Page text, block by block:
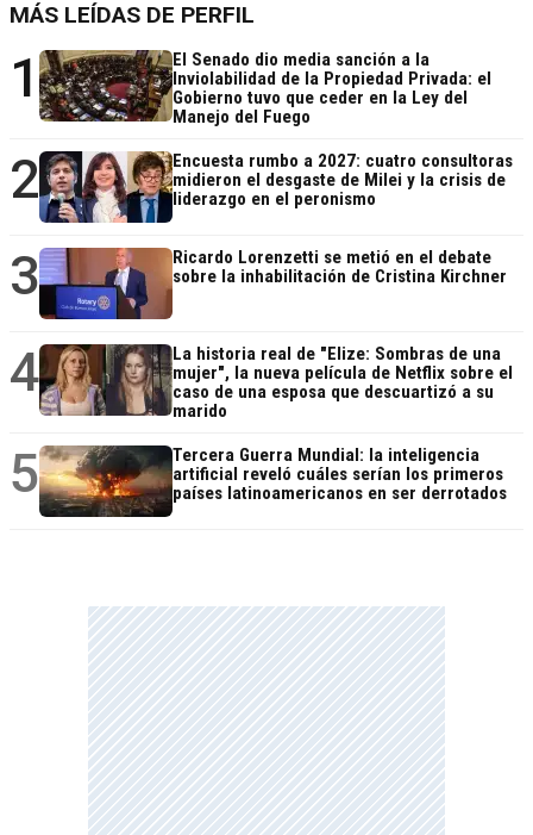
MÁS LEÍDAS DE PERFIL
1
El Senado dio media sanción a la
Inviolabilidad de la Propiedad Privada: el
Gobierno tuvo que ceder en la Ley del
Manejo del Fuego
2
Encuesta rumbo a 2027: cuatro consultoras
midieron el desgaste de Milei y la crisis de
liderazgo en el peronismo
3
Ricardo Lorenzetti se metió en el debate
sobre la inhabilitación de Cristina Kirchner
4
La historia real de "Elize: Sombras de una
mujer", la nueva película de Netflix sobre el
caso de una esposa que descuartizó a su
marido
5
Tercera Guerra Mundial: la inteligencia
artificial reveló cuáles serían los primeros
países latinoamericanos en ser derrotados